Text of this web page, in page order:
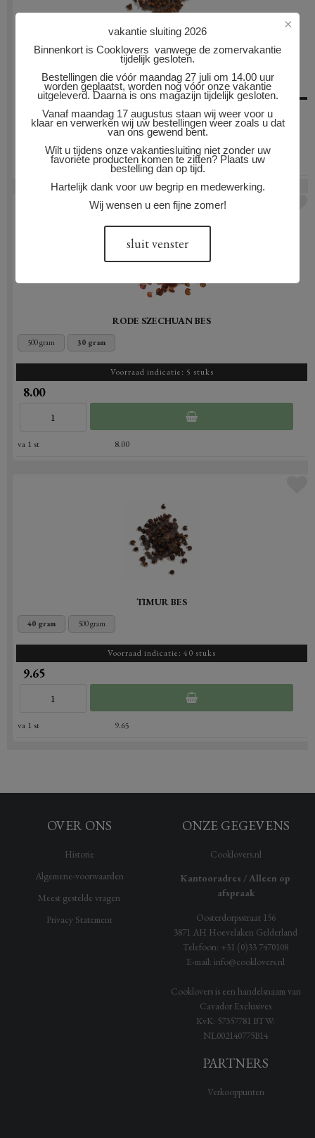
×
vakantie sluiting 2026
Binnenkort is Cooklovers vanwege de zomervakantie
tijdelijk gesloten.
Bestellingen die vóór maandag 27 juli om 14.00 uur
worden geplaatst, worden nog vóór onze vakantie
uitgeleverd. Daarna is ons magazijn tijdelijk gesloten.
Vanaf maandag 17 augustus staan wij weer voor u
klaar en verwerken wij uw bestellingen weer zoals u dat
van ons gewend bent.
Wilt u tijdens onze vakantiesluiting niet zonder uw
favoriete producten komen te zitten? Plaats uw
bestelling dan op tijd.
Hartelijk dank voor uw begrip en medewerking.
Wij wensen u een fijne zomer!
sluit venster
MA KHAEN BES
20 gram
9.45
9.45
RODE SZECHUAN BES
500 gram 30 gram
Voorraad indicatie: 5 stuks
8.00
va 1 st 8.00
TIMUR BES
40 gram 500 gram
Voorraad indicatie: 40 stuks
9.65
va 1 st 9.65
OVER ONS
Historie
Algemene-voorwaarden
Meest gestelde vragen
Privacy Statement
ONZE GEGEVENS
Cooklovers.nl
Kantooradres / Alleen op
afspraak
Oosterdorpsstraat 156
3871 AH Hoevelaken Gelderland
Telefoon: +31 (0)33 7470108
E-mail: info@cooklovers.nl
Cooklovers is een handelsnaam van
Cavador Exclusives
KvK: 57357781 BTW:
NL002140775B14
PARTNERS
Verkooppunten